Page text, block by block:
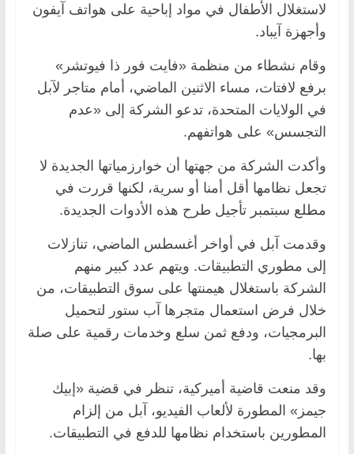
لاستغلال الأطفال في مواد إباحية على هواتف آيفون
وأجهزة آيباد.
وقام نشطاء من منظمة «فايت فور ذا فيوتشر»
برفع لافتات، مساء الاثنين الماضي، أمام متاجر لآبل
في الولايات المتحدة، تدعو الشركة إلى «عدم
التجسس» على هواتفهم.
وأكدت الشركة من جهتها أن خوارزمياتها الجديدة لا
تجعل نظامها أقل أمنا أو سرية، لكنها قررت في
مطلع سبتمبر تأجيل طرح هذه الأدوات الجديدة.
وقدمت آبل في أواخر أغسطس الماضي، تنازلات
إلى مطوري التطبيقات. ويتهم عدد كبير منهم
الشركة باستغلال هيمنتها على سوق التطبيقات، من
خلال فرض استعمال متجرها آب ستور لتحميل
البرمجيات، ودفع ثمن سلع وخدمات رقمية على صلة
بها.
وقد منعت قاضية أميركية، تنظر في قضية «إبيك
جيمز» المطورة لألعاب الفيديو، آبل من إلزام
المطورين باستخدام نظامها للدفع في التطبيقات.